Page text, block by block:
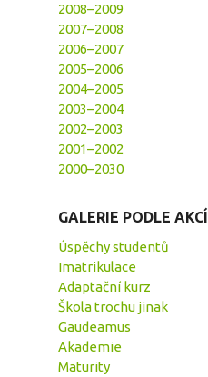
2008–2009
2007–2008
2006–2007
2005–2006
2004–2005
2003–2004
2002–2003
2001–2002
2000–2030
GALERIE PODLE AKCÍ
Úspěchy studentů
Imatrikulace
Adaptační kurz
Škola trochu jinak
Gaudeamus
Akademie
Maturity